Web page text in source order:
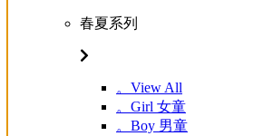
春夏系列
。View All
。Girl 女童
。Boy 男童